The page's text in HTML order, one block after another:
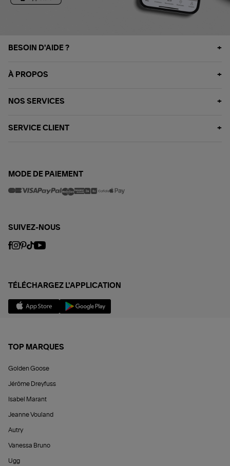
BESOIN D'AIDE ?
À PROPOS
NOS SERVICES
SERVICE CLIENT
MODE DE PAIEMENT
SUIVEZ-NOUS
TÉLÉCHARGEZ L'APPLICATION
TOP MARQUES
Golden Goose
Jérôme Dreyfuss
Isabel Marant
Jeanne Vouland
Autry
Vanessa Bruno
Ugg